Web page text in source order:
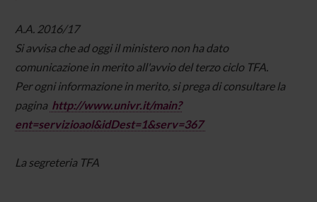
A.A. 2016/17
Si avvisa che ad oggi il ministero non ha dato
comunicazione in merito all'avvio del terzo ciclo TFA.
Per ogni informazione in merito, si prega di consultare la
pagina http://www.univr.it/main?
ent=servizioaol&idDest=1&serv=367
La segreteria TFA